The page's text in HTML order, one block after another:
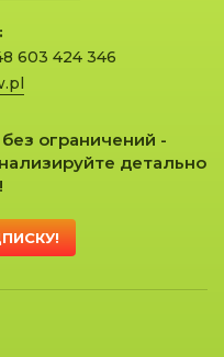
603 424 346
ограничений -
детально